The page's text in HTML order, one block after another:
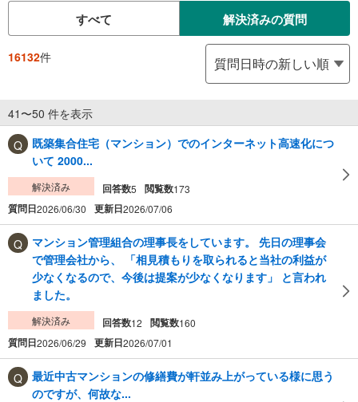
すべて 解決済みの質問
16132件
41〜50 件を表示
既築集合住宅（マンション）でのインターネット高速化につ
いて 2000...
解決済み 回答数5 閲覧数173
質問日2026/06/30 更新日2026/07/06
マンション管理組合の理事長をしています。 先日の理事会
で管理会社から、 「相見積もりを取られると当社の利益が
少なくなるので、今後は提案が少なくなります」 と言われ
ました。
解決済み 回答数12 閲覧数160
質問日2026/06/29 更新日2026/07/01
最近中古マンションの修繕費が軒並み上がっている様に思う
のですが、何故な...